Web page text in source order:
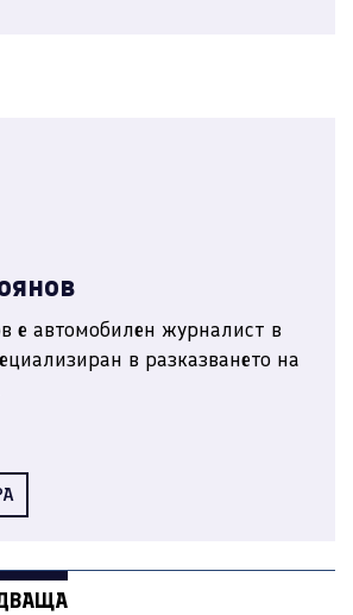
е автомобилен журналист в
в разказването на